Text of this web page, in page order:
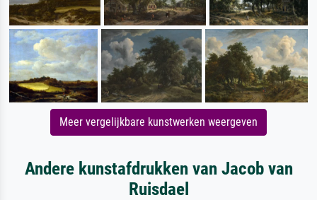
Meer vergelijkbare kunstwerken weergeven
Andere kunstafdrukken van Jacob van
Ruisdael